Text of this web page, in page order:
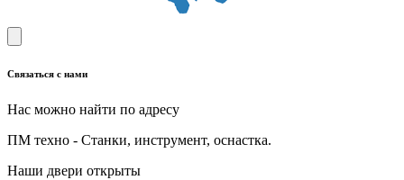
Связаться с нами
Нас можно найти по адресу
ПМ техно - Станки, инструмент, оснастка.
Наши двери открыты